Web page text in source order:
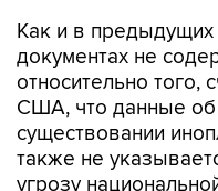
Как и в предыдущих
документах не
относительно того,
США, что данные
существовании
также не
угрозу